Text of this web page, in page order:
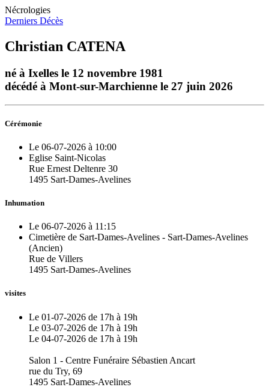
Nécrologies
Derniers Décès
Christian CATENA
né à Ixelles le 12 novembre 1981
décédé à Mont-sur-Marchienne le 27 juin 2026
Cérémonie
Le 06-07-2026 à 10:00
Eglise Saint-Nicolas
Rue Ernest Deltenre 30
1495 Sart-Dames-Avelines
Inhumation
Le 06-07-2026 à 11:15
Cimetière de Sart-Dames-Avelines - Sart-Dames-Avelines
(Ancien)
Rue de Villers
1495 Sart-Dames-Avelines
visites
Le 01-07-2026 de 17h à 19h
Le 03-07-2026 de 17h à 19h
Le 04-07-2026 de 17h à 19h
Salon 1 - Centre Funéraire Sébastien Ancart
rue du Try, 69
1495 Sart-Dames-Avelines